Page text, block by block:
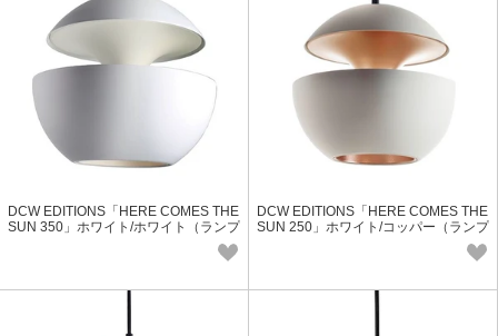
DCW EDITIONS「HERE COMES THE
SUN 350」ホワイト/ホワイト（ランプ
DCW EDITIONS「HERE COMES THE
SUN 250」ホワイト/コッパー（ランプ